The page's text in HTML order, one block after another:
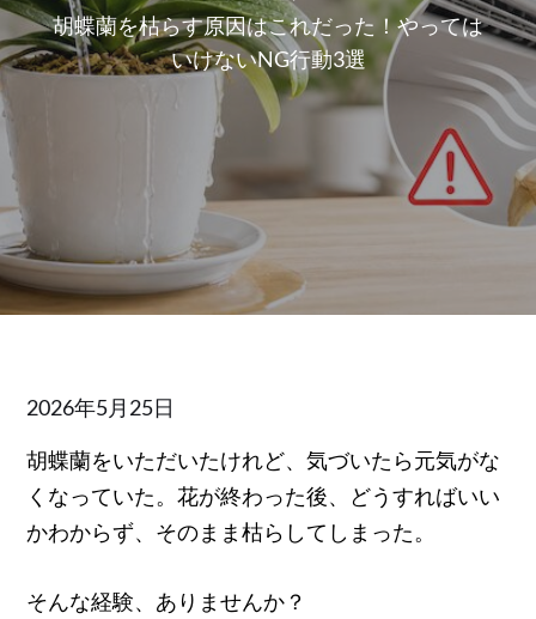
胡蝶蘭を枯らす原因はこれだった！やっては
いけないNG行動3選
Posted
2026年5月25日
胡蝶蘭をいただいたけれど、気づいたら元気がな
くなっていた。花が終わった後、どうすればいい
かわからず、そのまま枯らしてしまった。
そんな経験、ありませんか？